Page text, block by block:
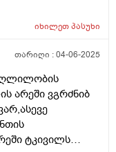
გარდნერელა
სექსი. ამ ბოლო
დაეწყო
ძალიან
ვარ
იხილეთპასუხი
თარიღი :04-06-2025
არეში ვგრძნიბ
ტკივილს